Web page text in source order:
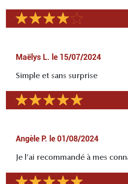
Maëlys L. le 15/07/2024
Simple et sans surprise
Angèle P. le 01/08/2024
Je l’ai recommandé à mes